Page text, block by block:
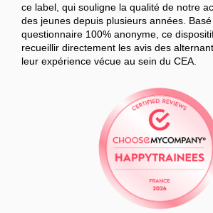
ce label, qui souligne la qualité de notre
des jeunes depuis plusieurs années.
questionnaire 100% anonyme, ce
recueillir directement les avis des
leur expérience vécue au sein du CEA.